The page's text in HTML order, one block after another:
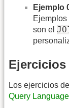
Ejemplo
son el
Ejercicios
Los ejercicios
Query